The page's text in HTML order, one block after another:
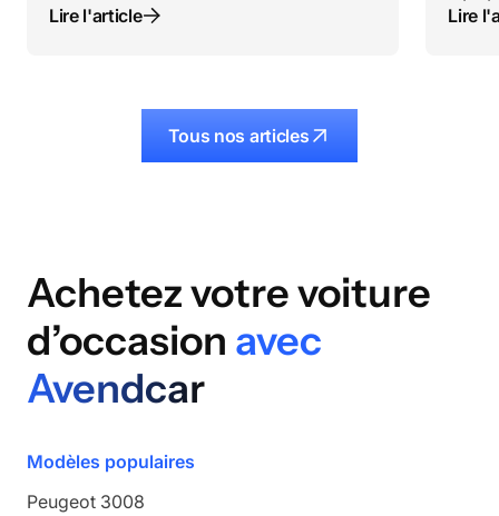
Lire l'article Lire
Tous nos articles
Achetez votre voiture
d’occasion avec
Avendcar
Modèles populaires
Peugeot 3008